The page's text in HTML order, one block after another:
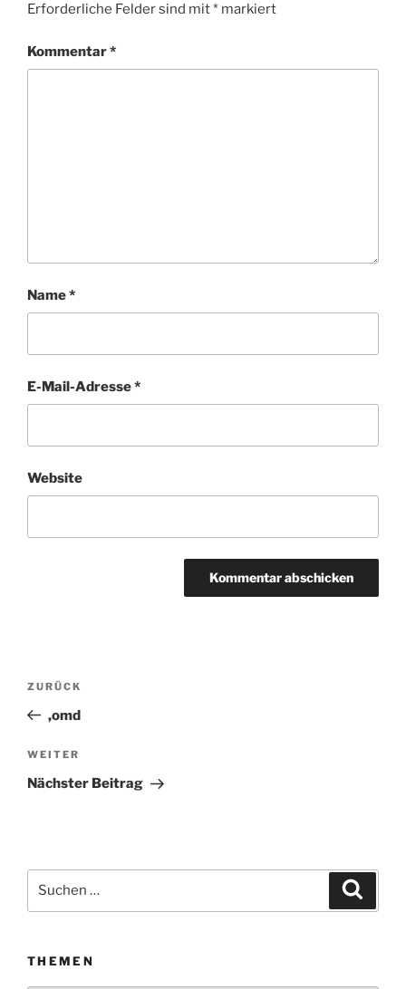
Erforderliche Felder sind mit* markiert
Kommentar*
Name*
E-Mail-Adresse*
Website
Beitragsnavigation
Vorheriger
Beitrag
ZURÜCK
,omd
Nächster
Beitrag
WEITER
Nächster Beitrag
Suchen
THEMEN